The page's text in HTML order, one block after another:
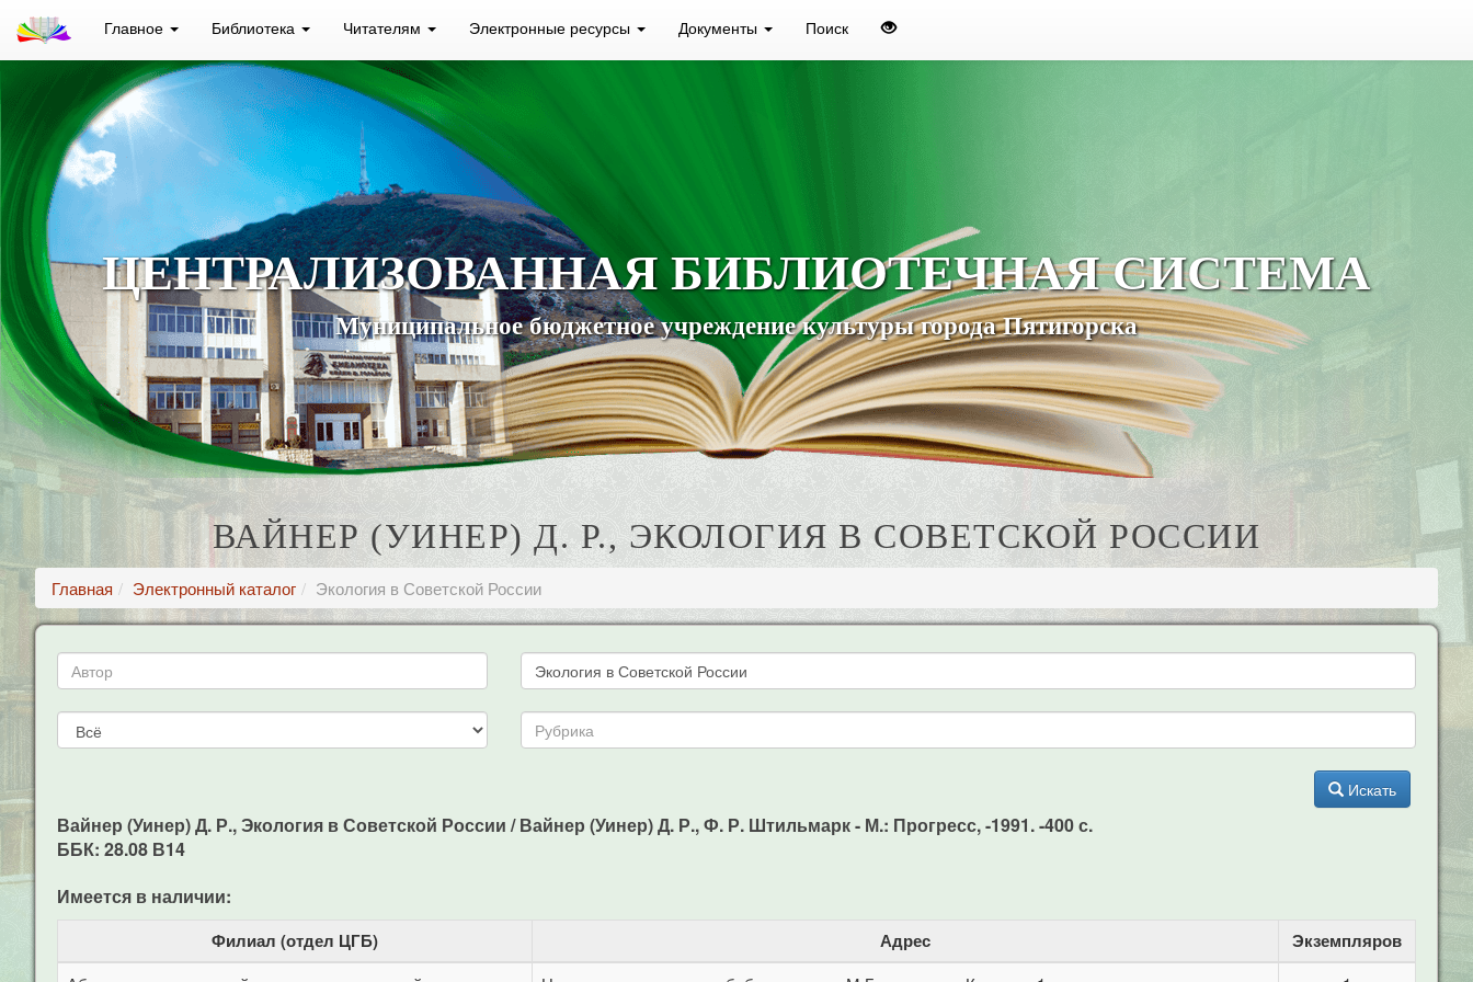
Главное Библиотека Читателям Электронные ресурсы Документы Поиск
ЦЕНТРАЛИЗОВАННАЯ БИБЛИОТЕЧНАЯ СИСТЕМА
Муниципальное бюджетное учреждение культуры города Пятигорска
ВАЙНЕР (УИНЕР) Д. Р., ЭКОЛОГИЯ В СОВЕТСКОЙ РОССИИ
Главная Электронный каталог Экология в Советской России
Искать
Вайнер (Уинер) Д. Р., Экология в Советской России / Вайнер (Уинер) Д. Р., Ф. Р. Штильмарк - М.: Прогресс, -1991. -400 с.
ББК: 28.08 В14
Имеется в наличии:
Филиал (отдел ЦГБ) Адрес Экземпляров